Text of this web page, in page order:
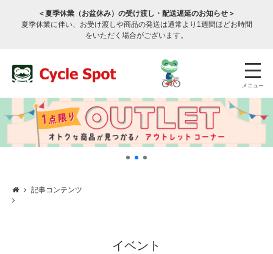
＜夏季休業（お盆休み）の受け渡し・配送遅延のお知らせ＞
夏季休業に伴い、お受け渡しや商品の発送は通常より1週間ほどお時間
をいただく場合がございます。
メニュー
記事コンテンツ
イベント